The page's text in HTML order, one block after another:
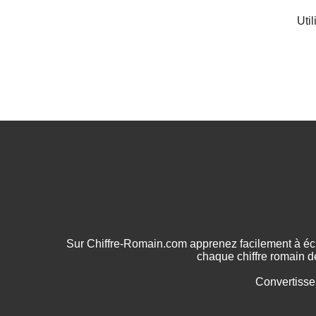
Sur Chiffre-Romain.com apprenez facilement à
chaque chiffre romain